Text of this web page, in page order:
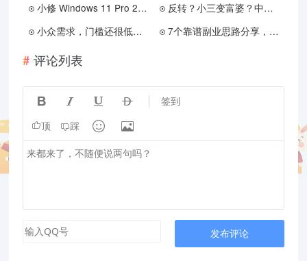
小修 Windows 11 Pro 22631.4169 轻度精简版
反转？小三变富婆？中石油董小姐的奢靡与放荡
小众需求，门槛还很低，也能日赚300+
7个靠谱副业思路分享，收入稳定可观，做完可以悄悄变富婆!
评论列表
    签到
顶 踩  
发布评论